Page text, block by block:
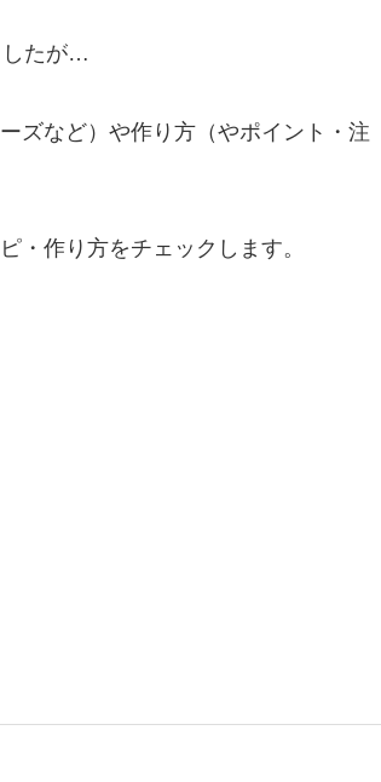
したが…
ズなど）や作り方（やポイント・注
・作り方をチェックします。